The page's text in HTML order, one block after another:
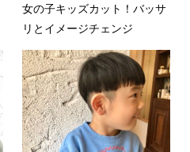
女の子キッズカット！バッサ
リとイメージチェンジ